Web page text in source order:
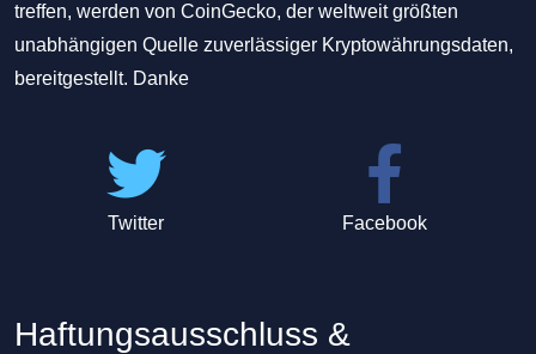
treffen, werden von CoinGecko, der weltweit größten
unabhängigen Quelle zuverlässiger Kryptowährungsdaten,
bereitgestellt. Danke
Twitter Facebook
Haftungsausschluss &